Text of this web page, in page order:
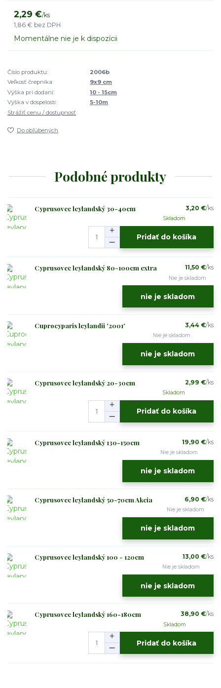
2,29 €/ks
1,86 € bez DPH
Momentálne nie je k dispozícii
Číslo produktu:
2006b
Veľkosť črepníka:
9x9 cm
Výška pri dodaní:
10 - 15cm
Výška v dospelosti:
5-10m
Strážiť cenu / dostupnosť
Do obľúbených
Podobné produkty
Cyprusovec leylandský 30-40cm 3,20 €/ks
Skladom
Pridať do košíka
Cyprusovec leylandský 80-100cm extra 11,50 €/ks
Nie je skladom
nie je skladom
Cuprocyparis leylandii '2001' 3,44 €/ks
Nie je skladom
nie je skladom
Cyprusovec leylandský 20-30cm 2,99 €/ks
Skladom
Pridať do košíka
Cyprusovec leylandský 130-150cm 19,90 €/ks
Nie je skladom
nie je skladom
Cyprusovec leylandský 50-70cm Akcia 6,90 €/ks
Nie je skladom
nie je skladom
Cyprusovec leylandský 100 - 120cm 13,00 €/ks
Nie je skladom
nie je skladom
Cyprusovec leylandský 160-180cm 38,90 €/ks
Skladom
Pridať do košíka